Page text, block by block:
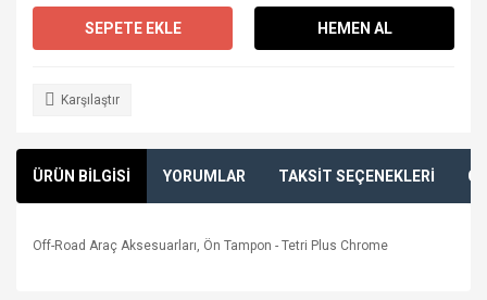
SEPETE EKLE HEMEN AL
Karşılaştır
ÜRÜN BİLGİSİ YORUMLAR TAKSİT SEÇENEKLERİ
Off-Road Araç Aksesuarları, Ön Tampon - Tetri Plus Chrome